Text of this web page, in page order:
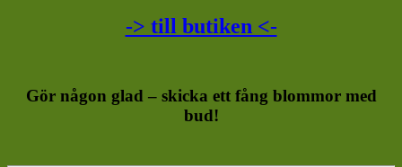
-> till butiken <-
Gör någon glad – skicka ett fång blommor med
bud!